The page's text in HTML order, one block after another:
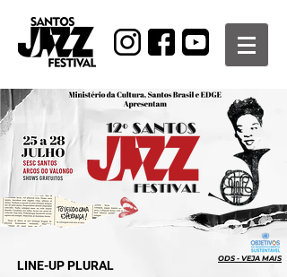
ODS - VEJA MAIS
LINE-UP PLURAL